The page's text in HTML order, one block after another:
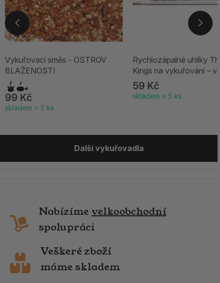
Vykuřovací směs - OSTROV
BLAŽENOSTI
99 Kč
skladem > 5 ks
Rychlozápalné uhlíky
Kings na vykuřování –
59 Kč
skladem > 5 ks
Další vykuřovadla
Nabízíme velkoobchodní
spolupráci
Veškeré zboží
máme skladem